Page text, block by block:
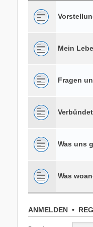
Mein
Fragen
Was uns
Was
ANMELDEN•